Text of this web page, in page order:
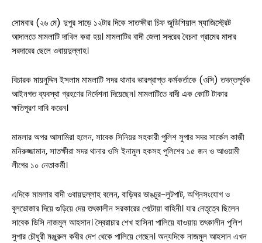
সোমবার (২৬ মে) দুপুর সাড়ে ১২টার দিকে সাতক্ষীরা চিফ জুডিশিয়াল ম্যাজিস্ট্রেট
আদালতে মামলাটি দাখিল করা হয়। মামলাটির বাদী জেলা সদরের বৈচনা গ্রামের মাদার
সরদারের ছেলে ওবায়দুল্লাহ।
বিচারক মায়নুদ্দিন ইসলাম মামলাটি সদর থানার ভারপ্রাপ্ত কর্মকর্তাকে (ওসি) তদন্তপূর্বক
আইনগত ব্যবস্থা গ্রহণের নির্দেশনা দিয়েছেন। মামলাটিতে বাদী এক কোটি টাকার
ক্ষতিপূরণ দাবি করেন।
মামলার অপর আসামিরা হলেন, সাবেক সিনিয়র সহকারী পুলিশ সুপার সদর সার্কেল কাজী
মনিরুজ্জামান, সাতক্ষীরা সদর থানার ওসি ইনামুল হকসহ পুলিশের ১৫ জন ও আওয়ামী
লীগের ১০ নেতাকর্মী।
এদিকে মামলার বাদী ওবায়দুল্লাহ বলেন, বাড়িঘর ভাঙচুর-লুটপাট, অগ্নিসংযোগ ও
বুলডোজার দিয়ে গুড়িয়ে দেয় তৎকালীন সরকারের পেটোয়া বাহিনী। যার নেতৃত্বে ছিলেন
সাবেক ডিসি নাজমুল আহসান। স্বৈরাচার শেখ হাসিনা পালিয়ে যাওয়ায় তৎকালীন পুলিশ
সুপার চৌধুরী মঞ্জুরুল কবীর দেশ থেকে পালিয়ে গেছেন। অন্যদিকে নাজমুল আহসান এখন